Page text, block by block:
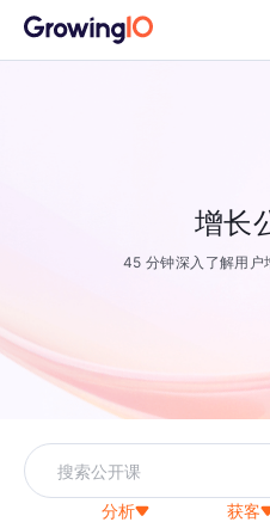
增长
45 分钟深入了解用户
分析 获客